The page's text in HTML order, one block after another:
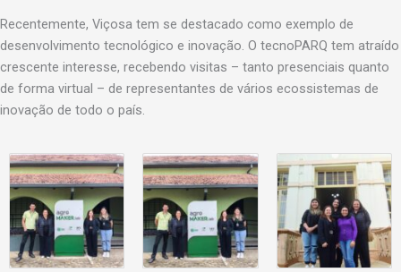
Recentemente, Viçosa tem se destacado como exemplo de
desenvolvimento tecnológico e inovação. O tecnoPARQ tem atraído
crescente interesse, recebendo visitas – tanto presenciais quanto
de forma virtual – de representantes de vários ecossistemas de
inovação de todo o país.